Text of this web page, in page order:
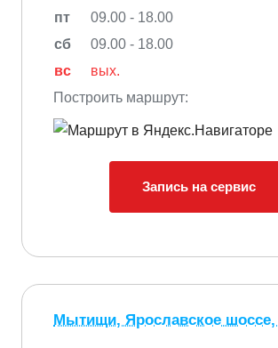
пт
09.00 - 18.00
сб
09.00 - 18.00
вс
вых.
Построить маршрут:
Запись на сервис
Мытищи, Ярославское шоссе,